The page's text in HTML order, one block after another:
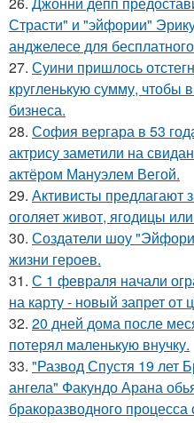
Страсти" и "эйфории"
анджелесе для
27. Суини пришлось
кругленькую сумму, чтобы
бизнеса.
28. София вергара в 53
актрису заметили на
актёром Мануэлем Вегой.
29. Активисты предлагают
оголяет живот, ягодицы
30. Создатели шоу
жизни героев.
31. С 1 февраля начали
на карту - новый запрет от
32. 20 дней дома после
потерял маленькую внучку.
33. "Развод Спустя 19 лет
ангела" Факундо Арана
бракоразводного